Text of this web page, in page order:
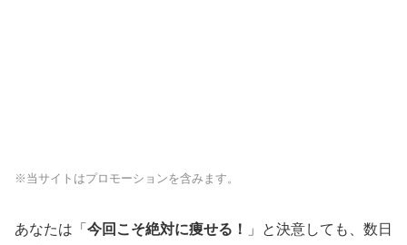
※当サイトはプロモーションを含みます。
あなたは「 今回こそ絶対に痩せる！
」と決意しても、数日